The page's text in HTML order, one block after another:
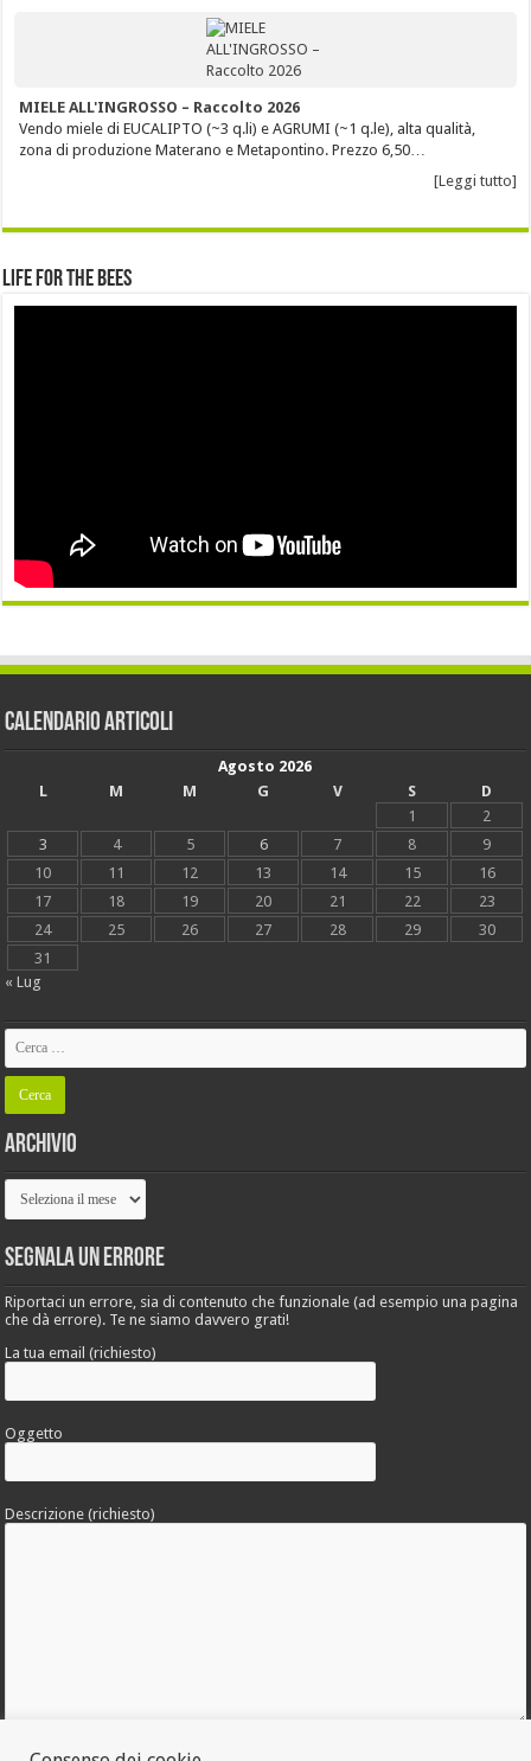
MIELE ALL'INGROSSO – Raccolto 2026
Vendo miele di EUCALIPTO (~3 q.li) e AGRUMI (~1 q.le), alta qualità,
zona di produzione Materano e Metapontino. Prezzo 6,50…
[Leggi tutto]
Life for the Bees
Calendario articoli
Agosto 2026
L
M M G V S
D
1
2
3
4 5 6 7 8
9
10
11 12 13 14 15
16
17
18 19 20 21 22
23
24
25 26 27 28 29
30
31
« Lug
Archivio
Archivio
Segnala un errore
Riportaci un errore, sia di contenuto che funzionale (ad esempio una pagina
che dà errore). Te ne siamo davvero grati!
La tua email (richiesto)
Oggetto
Descrizione (richiesto)